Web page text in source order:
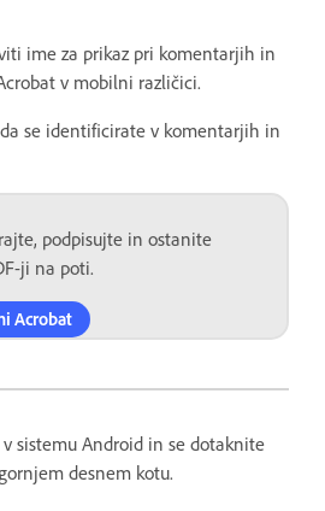
ime za prikaz pri komentarjih in
v mobilni različici.
se identificirate v komentarjih in
podpisujte in ostanite
ji na poti.
Acrobat
sistemu Android in se dotaknite
desnem kotu.